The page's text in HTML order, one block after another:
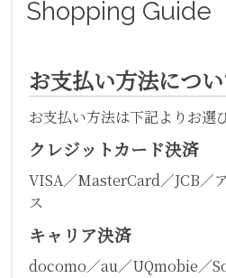
Shopping Guide
お支払い方法につ
お支払い方法は下記よりお選
クレジットカード決済
VISA／MasterCard／JCB／
ス
キャリア決済
docomo／au／UQmobie／